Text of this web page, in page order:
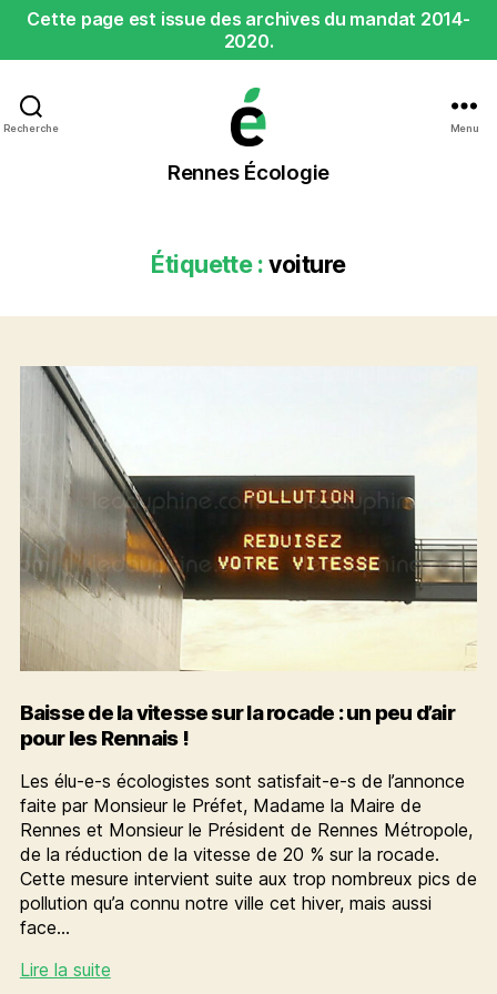
Cette page est issue des archives du mandat 2014-
2020.
Recherche
Rennes
Écologie
Rennes Écologie
Menu
Étiquette :voiture
Baisse de la vitesse sur la rocade : un peu d’air
pour les Rennais !
Les élu-e-s écologistes sont satisfait-e-s de l’annonce
faite par Monsieur le Préfet, Madame la Maire de
Rennes et Monsieur le Président de Rennes Métropole,
de la réduction de la vitesse de 20 % sur la rocade.
Cette mesure intervient suite aux trop nombreux pics de
pollution qu’a connu notre ville cet hiver, mais aussi
face…
Lire la suiteBaisse